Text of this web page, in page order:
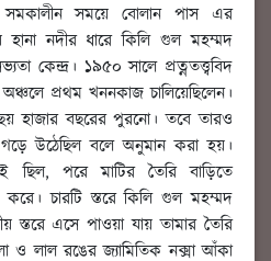
সমকালীন সময়ে বোলান পাস এর
হানা নদীর ধারে কিলি গুল মহম্মদ
কেন্দ্র। ১৯৫০ সালে প্রত্নতত্ত্ববিদ
প্রথম খননকাজ চালিয়েছিলেন।
ছয় হাজার বছরের পুরনো। তবে তারও
উঠেছিল বলে অনুমান করা হয়।
ছিল, পরে মাটির তৈরি বাড়িতে
চারটি স্তরে কিলি গুল মহম্মদ
এসে পাওয়া যায় তামার তৈরি
ও লাল রঙের জ্যামিতিক নক্সা আঁকা